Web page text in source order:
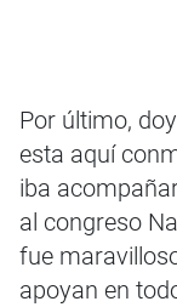
Por último,
esta aquí
iba
al congreso
fue
apoyan en